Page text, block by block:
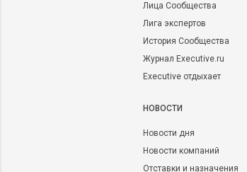
Лица Сообщества
Лига экспертов
История Сообщества
Журнал Executive.ru
Executive отдыхает
НОВОСТИ
Новости дня
Новости компаний
Отставки и назначения